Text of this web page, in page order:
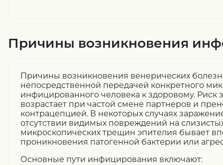
Причины возникновения
Причины возникновения венерических
непосредственной передачей конкретного
инфицированного человека к здоровому. Риск
возрастает при частой смене партнеров и
контрацепцией. В некоторых случаях
отсутствии видимых повреждений на
микроскопических трещин эпителия бывает
проникновения патогенной бактерии или
Основные пути инфицирования включают: